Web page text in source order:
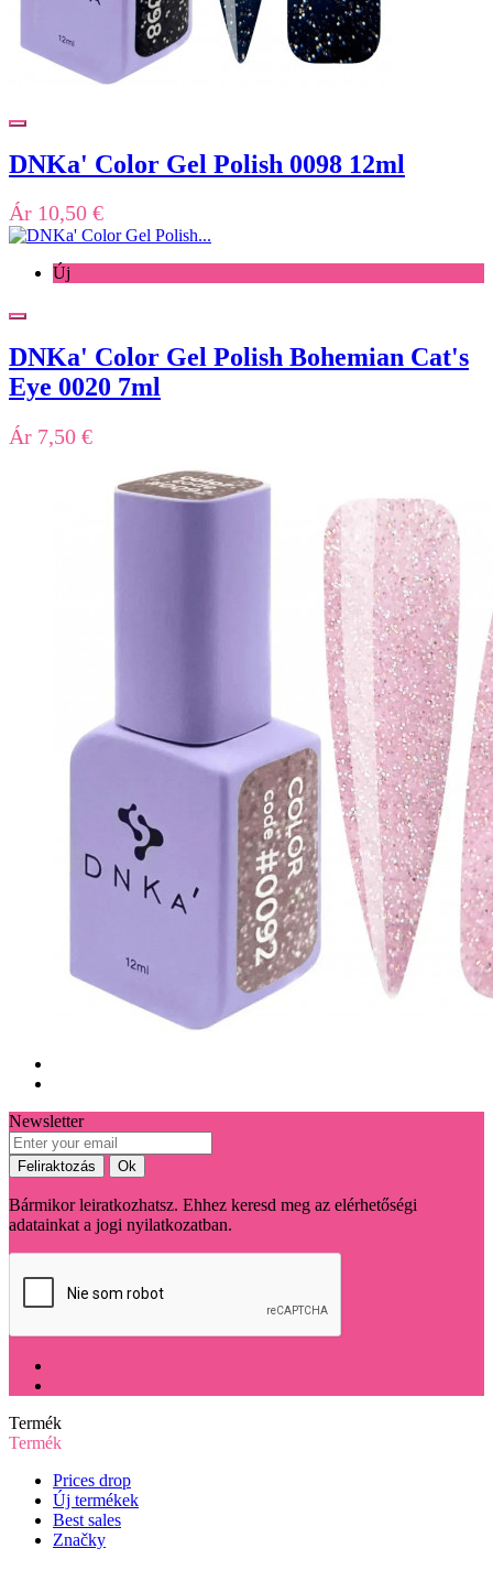
DNKa' Color Gel Polish 0098 12ml
Ár 10,50 €
Új
DNKa' Color Gel Polish Bohemian Cat's
Eye 0020 7ml
Ár 7,50 €
Newsletter
Bármikor leiratkozhatsz. Ehhez keresd meg az elérhetőségi
adatainkat a jogi nyilatkozatban.
Termék
Termék
Prices drop
Új termékek
Best sales
Značky